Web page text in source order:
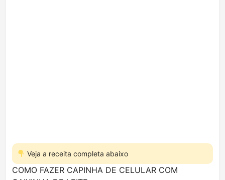
Veja a receita completa abaixo
COMO FAZER CAPINHA DE CELULAR COM